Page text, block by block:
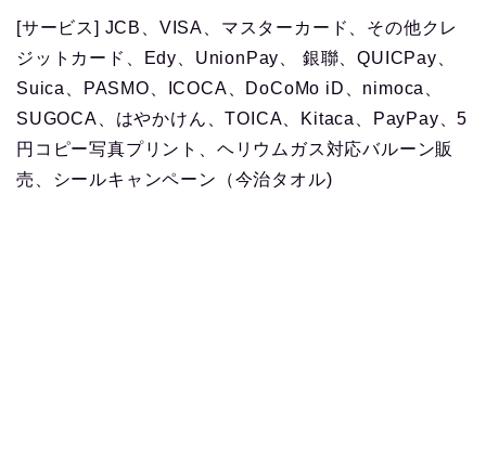
[サービス] JCB、VISA、マスターカード、その他クレ
ジットカード、Edy、UnionPay、 銀聯、QUICPay、
Suica、PASMO、ICOCA、DoCoMo iD、nimoca、
SUGOCA、はやかけん、TOICA、Kitaca、PayPay、5
円コピー写真プリント、ヘリウムガス対応バルーン販
売、シールキャンペーン（今治タオル)